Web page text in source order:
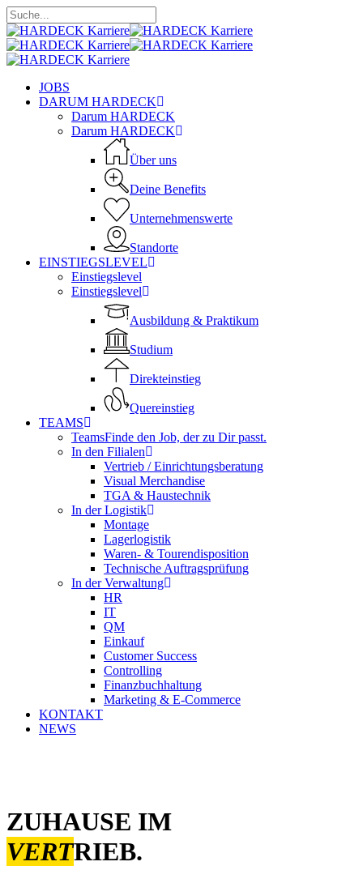
Skip
to
main
content
Close
Search
Menu
JOBS
DARUM HARDECK
Darum HARDECK
Darum HARDECK
Über uns
Deine Benefits
Unternehmenswerte
Standorte
EINSTIEGSLEVEL
Einstiegslevel
Einstiegslevel
Ausbildung & Praktikum
Studium
Direkteinstieg
Quereinstieg
TEAMS
TeamsFinde den Job, der zu Dir passt.
In den Filialen
Vertrieb / Einrichtungsberatung
Visual Merchandise
TGA & Haustechnik
In der Logistik
Montage
Lagerlogistik
Waren- & Tourendisposition
Technische Auftragsprüfung
In der Verwaltung
HR
IT
QM
Einkauf
Customer Success
Controlling
Finanzbuchhaltung
Marketing & E-Commerce
KONTAKT
NEWS
ZUHAUSE IM
VERTRIEB.